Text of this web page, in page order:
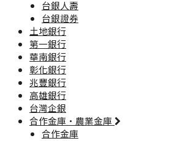
台銀人壽
台銀證券
土地銀行
第一銀行
華南銀行
彰化銀行
兆豐銀行
高雄銀行
台灣企銀
合作金庫·農業金庫
合作金庫